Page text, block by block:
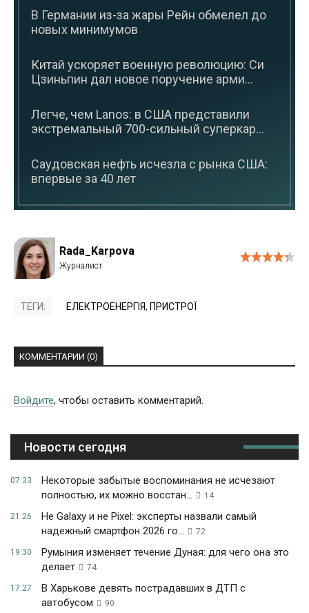
В Германии из-за жары Рейн обмелел до
новых минимумов
Китай ускоряет военную революцию: Си
Цзиньпин дал новое поручение арми...
Легче, чем Lanos: в США представили
экстремальный 700-сильный суперкар...
Саудовская нефть исчезла с рынка США:
впервые за 40 лет
Rada_Karpova
ТЕГИ: ЕЛЕКТРОЕНЕРГІЯ, ПРИСТРОЇ
КОММЕНТАРИИ (0)
Войдите, чтобы оставить комментарий.
Новости сегодня
07:33
Некоторые забытые воспоминания не исчезают
полностью, их можно восстан...
14
21:26
Не Galaxy и не Pixel: эксперты назвали самый
надежный смартфон 2026 го...
72
19:30
Румыния изменяет течение Дуная: для чего она это
делает
74
17:27
В Харькове девять пострадавших в ДТП с
автобусом
90